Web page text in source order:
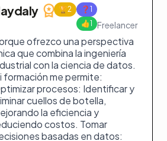
🏆 2 ❓ 1
👍1 Freelancer
ofrezco una perspectiva
que combina la ingeniería
con la ciencia de datos.
formación me permite:
procesos: Identificar y
cuellos de botella,
la eficiencia y
costos. Tomar
basadas en datos: